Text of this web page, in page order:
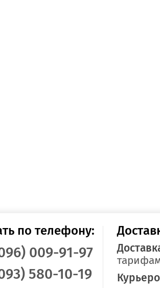
по телефону:
009-91-97
580-10-19